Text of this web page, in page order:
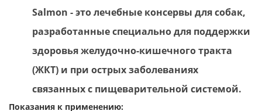
Salmon - это лечебные консервы для собак,
разработанные специально для поддержки
здоровья желудочно-кишечного тракта
(ЖКТ) и при острых заболеваниях
связанных с пищеварительной системой.
Показания к применению: